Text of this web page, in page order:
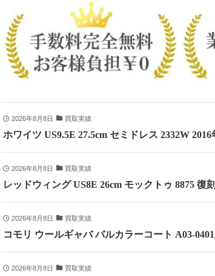
2026年8月8日 買取実績
ホワイツ US9.5E 27.5cm セミドレス 2332W
2026年8月8日 買取実績
レッドウィング US8E 26cm モックトゥ 8875 復
2026年8月8日 買取実績
コモリ ウールギャバ バルカラーコート A03-
2026年8月8日 買取実績